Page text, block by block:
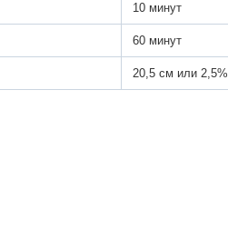
10 минут
60 минут
20,5 см или 2,5%